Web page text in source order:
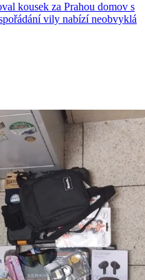
kousek za Prahou domov s
vily nabízí neobvyklá